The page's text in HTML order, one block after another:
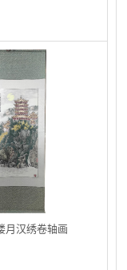
月汉绣卷轴画